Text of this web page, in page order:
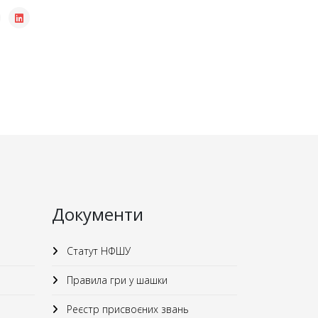
Документи
Статут НФШУ
Правила гри у шашки
Реєстр присвоєних звань